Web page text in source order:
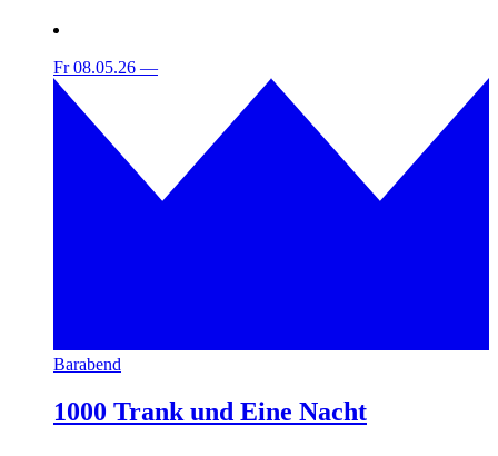
Fr 08.05.26 —
Barabend
1000 Trank und Eine Nacht